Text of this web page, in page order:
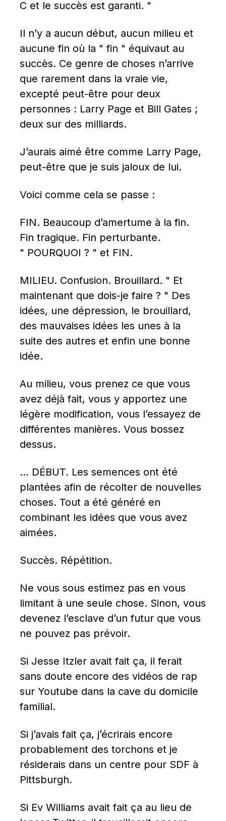
C et le succès est garanti. "
Il n’y a aucun début, aucun milieu et
aucune fin où la " fin " équivaut au
succès. Ce genre de choses n’arrive
que rarement dans la vraie vie,
excepté peut-être pour deux
personnes : Larry Page et Bill Gates ;
deux sur des milliards.
J’aurais aimé être comme Larry Page,
peut-être que je suis jaloux de lui.
Voici comme cela se passe :
FIN. Beaucoup d’amertume à la fin.
Fin tragique. Fin perturbante.
" POURQUOI ? " et FIN.
MILIEU. Confusion. Brouillard. " Et
maintenant que dois-je faire ? " Des
idées, une dépression, le brouillard,
des mauvaises idées les unes à la
suite des autres et enfin une bonne
idée.
Au milieu, vous prenez ce que vous
avez déjà fait, vous y apportez une
légère modification, vous l’essayez de
différentes manières. Vous bossez
dessus.
… DÉBUT. Les semences ont été
plantées afin de récolter de nouvelles
choses. Tout a été généré en
combinant les idées que vous avez
aimées.
Succès. Répétition.
Ne vous sous estimez pas en vous
limitant à une seule chose. Sinon, vous
devenez l’esclave d’un futur que vous
ne pouvez pas prévoir.
Si Jesse Itzler avait fait ça, il ferait
sans doute encore des vidéos de rap
sur Youtube dans la cave du domicile
familial.
Si j’avais fait ça, j’écrirais encore
probablement des torchons et je
résiderais dans un centre pour SDF à
Pittsburgh.
Si Ev Williams avait fait ça au lieu de